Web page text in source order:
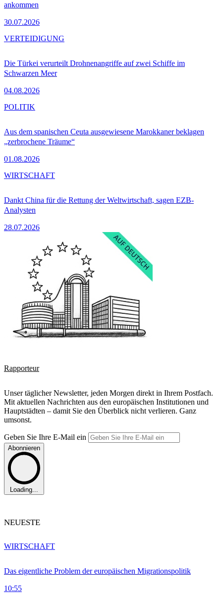
ankommen
30.07.2026
Die Türkei verurteilt Drohnenangriffe auf zwei Schiffe im
Schwarzen Meer
04.08.2026
VERTEIDIGUNG
Aus dem spanischen Ceuta ausgewiesene Marokkaner beklagen
„zerbrochene Träume“
01.08.2026
POLITIK
Dankt China für die Rettung der Weltwirtschaft, sagen EZB-
Analysten
28.07.2026
WIRTSCHAFT
Rapporteur
Unser täglicher Newsletter, jeden Morgen direkt in Ihrem Postfach.
Mit aktuellen Nachrichten aus den europäischen Institutionen und
Hauptstädten – damit Sie den Überblick nicht verlieren. Ganz
umsonst.
Geben Sie Ihre E-Mail ein
Abonnieren
Loading...
NEUESTE
Das eigentliche Problem der europäischen Migrationspolitik
10:55
WIRTSCHAFT